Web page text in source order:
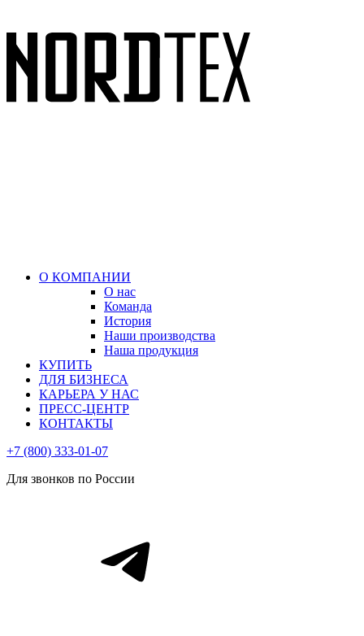
О КОМПАНИИ
О нас
Команда
История
Наши производства
Наша продукция
КУПИТЬ
ДЛЯ БИЗНЕСА
КАРЬЕРА У НАС
ПРЕСС-ЦЕНТР
КОНТАКТЫ
+7 (800) 333-01-07
Для звонков по России